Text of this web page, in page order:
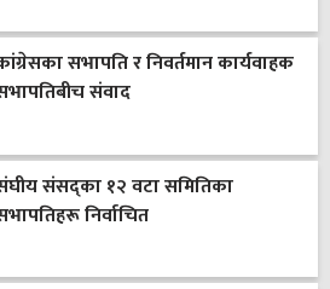
सभापति र निवर्तमान कार्यवाहक
संवाद
संसद्का १२ वटा समितिका
निर्वाचित